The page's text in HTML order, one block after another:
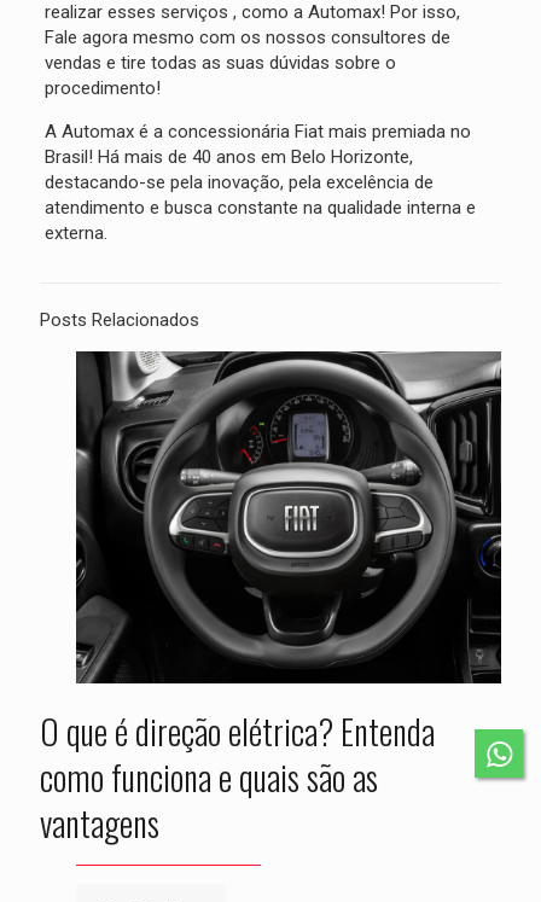
realizar esses serviços , como a Automax! Por isso,
Fale agora mesmo com os nossos consultores de
vendas e tire todas as suas dúvidas sobre o
procedimento!
A Automax é a concessionária Fiat mais premiada no
Brasil! Há mais de 40 anos em Belo Horizonte,
destacando-se pela inovação, pela excelência de
atendimento e busca constante na qualidade interna e
externa.
Posts Relacionados
O que é direção elétrica? Entenda
como funciona e quais são as
vantagens